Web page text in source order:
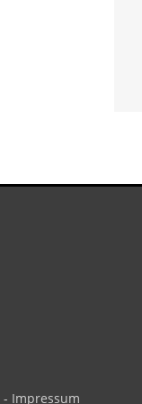
- Impressum